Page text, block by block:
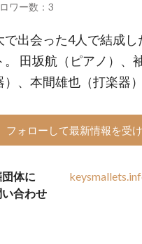
ワー数：3
で出会った4人で結成
。 田坂航（ピアノ）、
）、本間雄也（打楽器
フォローして最新情報を受
体に
い合わせ